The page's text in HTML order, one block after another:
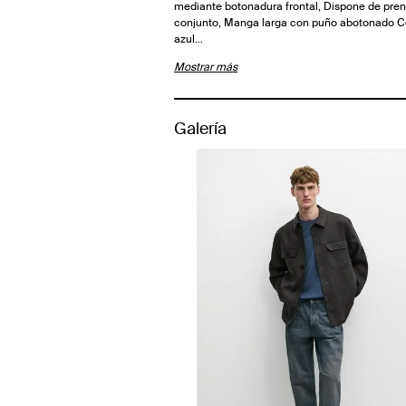
mediante botonadura frontal, Dispone de
conjunto, Manga larga con puño abotonado
azul…
Mostrar más
Galería